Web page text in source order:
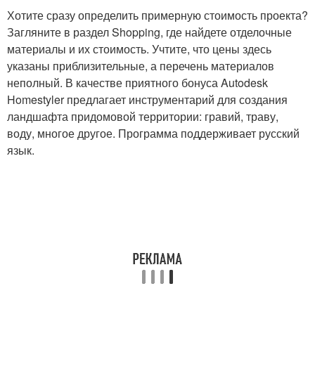
Хотите сразу определить примерную стоимость проекта?
Загляните в раздел Shopping, где найдете отделочные
материалы и их стоимость. Учтите, что цены здесь
указаны приблизительные, а перечень материалов
неполный. В качестве приятного бонуса Autodesk
Homestyler предлагает инструментарий для создания
ландшафта придомовой территории: гравий, траву,
воду, многое другое. Программа поддерживает русский
язык.